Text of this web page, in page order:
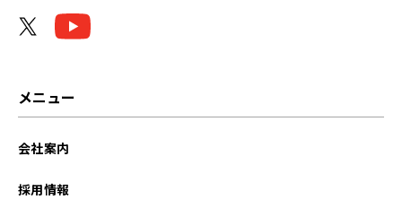
メニュー
会社案内
採用情報